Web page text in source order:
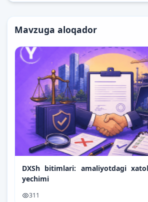
Mavzuga aloqador
DXSh bitimlari: amaliyotdagi
yechimi
311